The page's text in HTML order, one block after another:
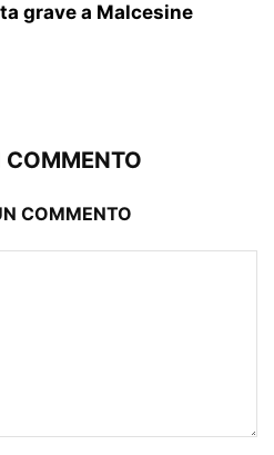
grave a Malcesine
COMMENTO
COMMENTO